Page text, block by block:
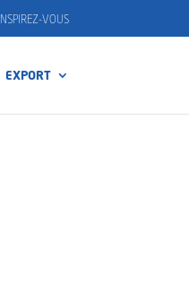
INSPIREZ-VOUS
EXPORT